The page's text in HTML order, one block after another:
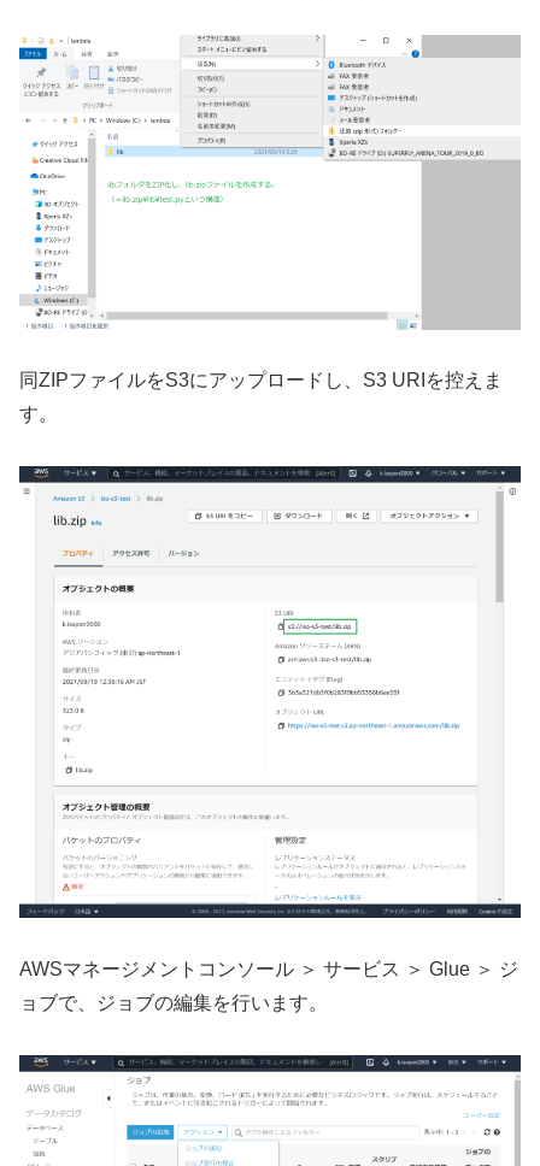
同ZIPファイルをS3にアップロードし、S3 URIを控えま
す。
AWSマネージメントコンソール ＞ サービス ＞ Glue ＞ ジ
ョブで、ジョブの編集を行います。